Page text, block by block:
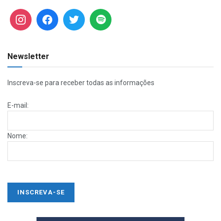
Newsletter
Inscreva-se para receber todas as informações
E-mail:
Nome: